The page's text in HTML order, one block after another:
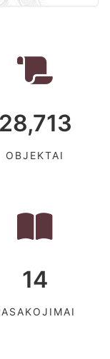
28,713
OBJEKTAI
14